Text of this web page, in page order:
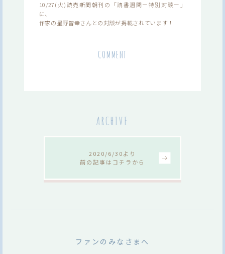
10/27(火)読売新聞朝刊の「読書週間ー特別対談ー」
に、
作家の星野智幸さんとの対談が掲載されています！
COMMENT
ARCHIVE
2020/6/30より
前の記事はコチラから
ファンのみなさまへ